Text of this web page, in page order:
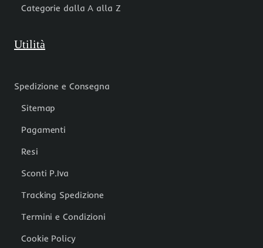
Categorie dalla A alla Z
Utilità
Spedizione e Consegna
Sitemap
Pagamenti
Resi
Sconti P.Iva
Tracking Spedizione
Termini e Condizioni
Cookie Policy